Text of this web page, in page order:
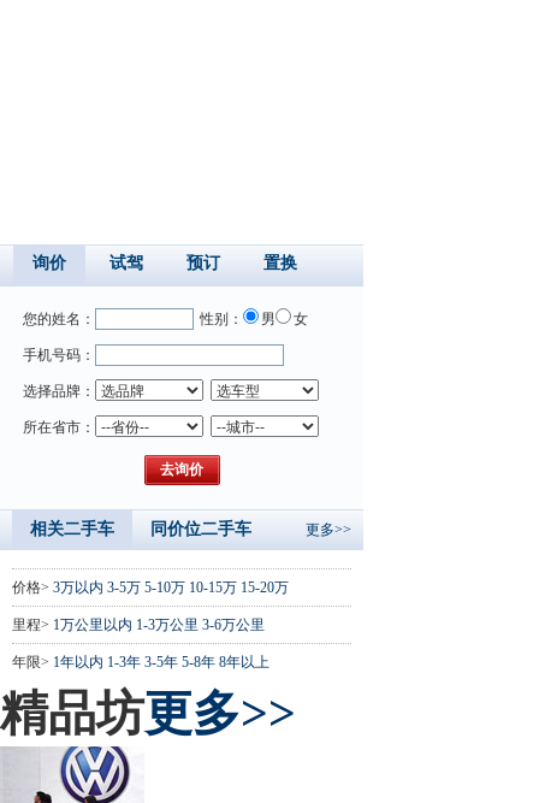
询价 试驾 预订 置换
您的姓名： 性别： 男 女
手机号码：
选择品牌：
所在省市：
相关二手车 同价位二手车 更多>>
价格> 3万以内 3-5万 5-10万 10-15万 15-20万
里程> 1万公里以内 1-3万公里 3-6万公里
年限> 1年以内 1-3年 3-5年 5-8年 8年以上
精品坊更多>>